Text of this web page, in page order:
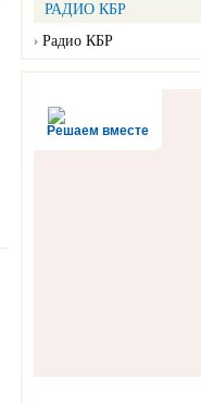
РАДИО КБР
Радио КБР
Решаем вместе